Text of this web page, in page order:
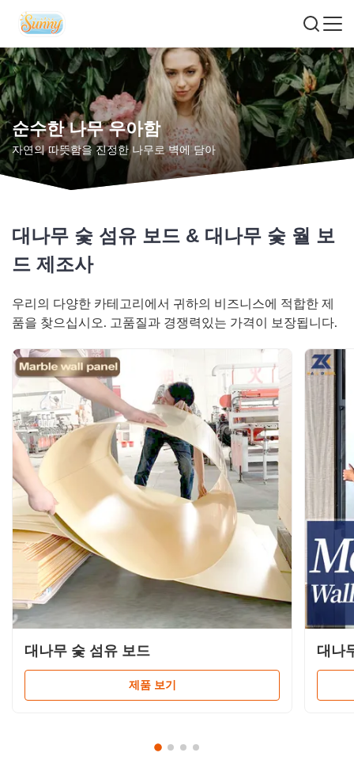
순수한 나무 우아함
자연의 따뜻함을 진정한 나무로 벽에 담아
대나무 숯 섬유 보드 & 대나무 숯 월 보
드 제조사
우리의 다양한 카테고리에서 귀하의 비즈니스에 적합한 제
품을 찾으십시오. 고품질과 경쟁력있는 가격이 보장됩니다.
대나무 숯 섬유 보드
제품 보기
대나